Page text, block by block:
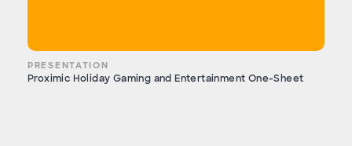
PRESENTATION
Proximic Holiday Gaming and Entertainment One-Sheet